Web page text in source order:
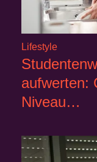
Lifestyle
aufwerten:
Niveau…